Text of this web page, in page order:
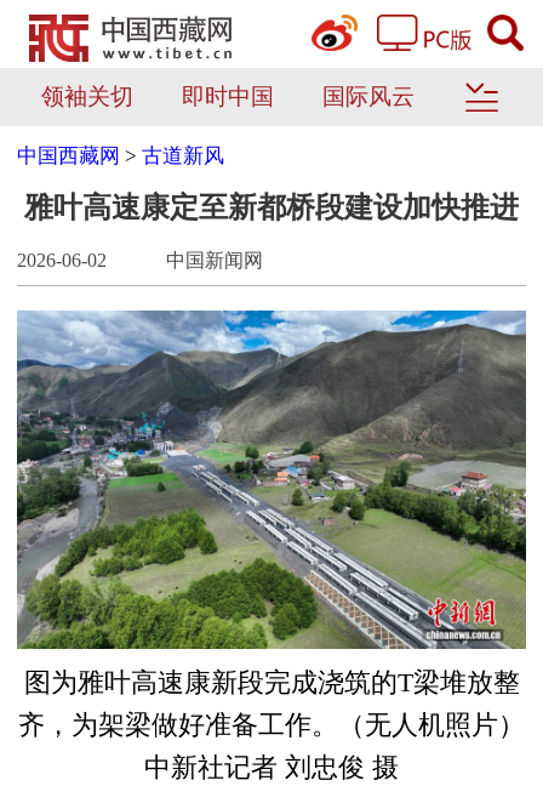
领袖关切 即时中国 国际风云
中国西藏网 >古道新风
雅叶高速康定至新都桥段建设加快推进
2026-06-02 中国新闻网
图为雅叶高速康新段完成浇筑的T梁堆放整
齐，为架梁做好准备工作。（无人机照片）
中新社记者 刘忠俊 摄